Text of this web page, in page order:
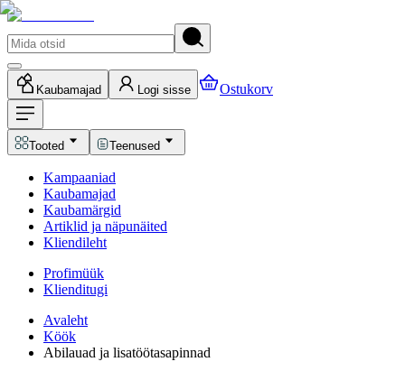
Kaubamajad Logi sisse Ostukorv
Tooted Teenused
Kampaaniad
Kaubamajad
Kaubamärgid
Artiklid ja näpunäited
Kliendileht
Profimüük
Klienditugi
Avaleht
Köök
Abilauad ja lisatöötasapinnad